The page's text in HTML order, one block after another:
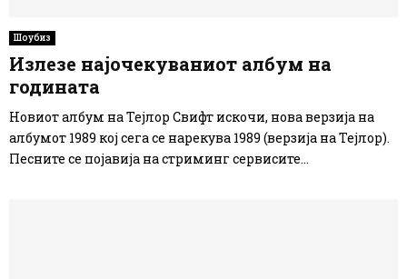
Шоубиз
Излезе најочекуваниот албум на
годината
Новиот албум на Тејлор Свифт искочи, нова верзија на
албумот 1989 кој сега се нарекува 1989 (верзија на Тејлор).
Песните се појавија на стриминг сервисите...